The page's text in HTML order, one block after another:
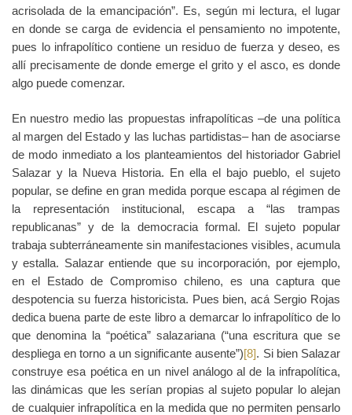
acrisolada de la emancipación”. Es, según mi lectura, el lugar
en donde se carga de evidencia el pensamiento no impotente,
pues lo infrapolítico contiene un residuo de fuerza y deseo, es
allí precisamente de donde emerge el grito y el asco, es donde
algo puede comenzar.
En nuestro medio las propuestas infrapolíticas ‒de una política
al margen del Estado y las luchas partidistas‒ han de asociarse
de modo inmediato a los planteamientos del historiador Gabriel
Salazar y la Nueva Historia. En ella el bajo pueblo, el sujeto
popular, se define en gran medida porque escapa al régimen de
la representación institucional, escapa a “las trampas
republicanas” y de la democracia formal. El sujeto popular
trabaja subterráneamente sin manifestaciones visibles, acumula
y estalla. Salazar entiende que su incorporación, por ejemplo,
en el Estado de Compromiso chileno, es una captura que
despotencia su fuerza historicista. Pues bien, acá Sergio Rojas
dedica buena parte de este libro a demarcar lo infrapolítico de lo
que denomina la “poética” salazariana (“una escritura que se
despliega en torno a un significante ausente”)[8]. Si bien Salazar
construye esa poética en un nivel análogo al de la infrapolítica,
las dinámicas que les serían propias al sujeto popular lo alejan
de cualquier infrapolítica en la medida que no permiten pensarlo